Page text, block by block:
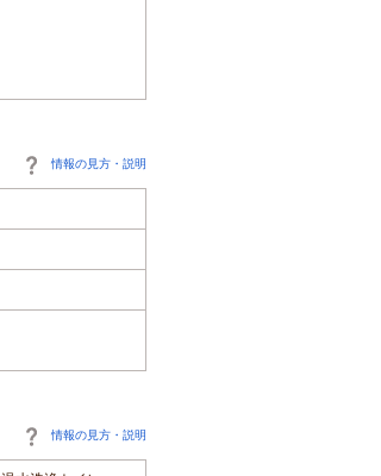
情報の見方・説明
情報の見方・説明